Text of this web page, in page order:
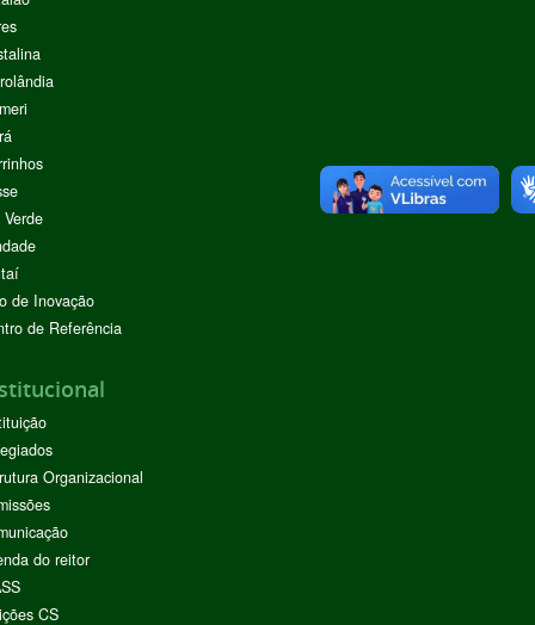
de Inovação
de Referência
Organizacional
do reitor
CS